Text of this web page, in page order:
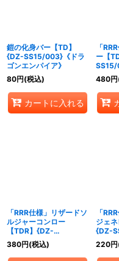
鎧の化身バー【TD】
{DZ-SS15/003}《ドラ
ゴンエンパイア》
80円(税込)
カートに入れる
「
ー【
SS15/
エン
480円
「RRR仕様」リザードソ
ルジャーコンロー
【TDR】{DZ-
SS15/004R}《ドラゴン
エンパイア》
380円(税込)
「
ジェネ
{DZ-
の他》
220円